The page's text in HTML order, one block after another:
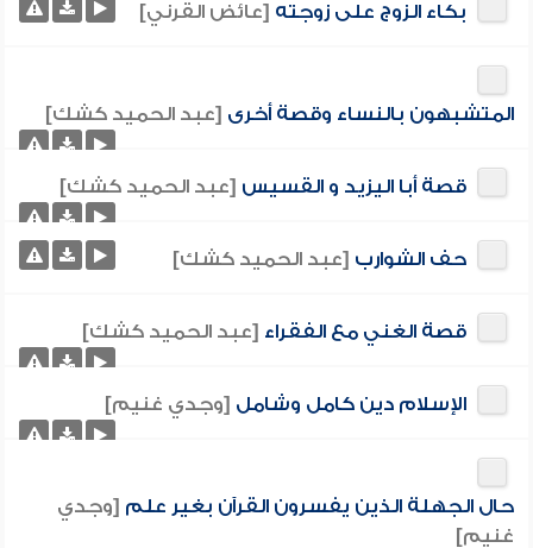
بكاء الزوج على زوجته [عائض القرني]
المتشبهون بالنساء وقصة أخرى [عبد الحميد كشك]
قصة أبا اليزيد و القسيس [عبد الحميد كشك]
حف الشوارب [عبد الحميد كشك]
قصة الغني مع الفقراء [عبد الحميد كشك]
الإسلام دين كامل وشامل [وجدي غنيم]
حال الجهلة الذين يفسرون القرآن بغير علم [وجدي
غنيم]